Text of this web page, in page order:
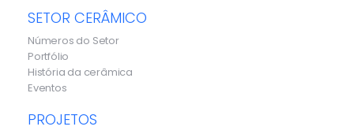
SETOR CERÂMICO
Números do Setor
Portfólio
História da cerâmica
Eventos
PROJETOS